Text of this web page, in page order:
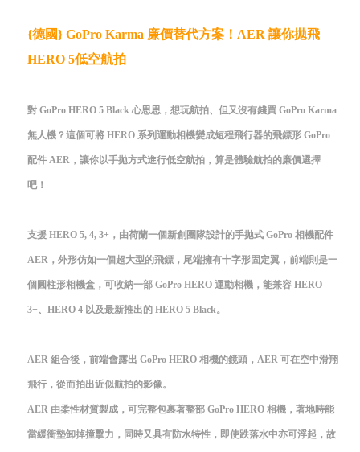
{德國} GoPro Karma 廉價替代方案！AER 讓你拋飛
HERO 5低空航拍
對 GoPro HERO 5 Black 心思思，想玩航拍、但又沒有錢買 GoPro Karma
無人機？這個可將 HERO 系列運動相機變成短程飛行器的飛鏢形 GoPro
配件 AER，讓你以手拋方式進行低空航拍，算是體驗航拍的廉價選擇
吧！
支援 HERO 5, 4, 3+，由荷蘭一個新創團隊設計的手拋式 GoPro 相機配件
AER，外形仿如一個超大型的飛鏢，尾端擁有十字形固定翼，前端則是一
個圓柱形相機盒，可收納一部 GoPro HERO 運動相機，能兼容 HERO
3+、HERO 4 以及最新推出的 HERO 5 Black。
AER 組合後，前端會露出 GoPro HERO 相機的鏡頭，AER 可在空中滑翔
飛行，從而拍出近似航拍的影像。
AER 由柔性材質製成，可完整包裹著整部 GoPro HERO 相機，著地時能
當緩衝墊卸掉撞擊力，同時又具有防水特性，即使跌落水中亦可浮起，故